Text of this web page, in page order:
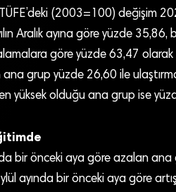
TÜFE’deki (2003=100) değişim
Aralık ayına göre yüzde 35,86,
göre yüzde 63,47
ana grup yüzde 26,60 ile
en yüksek olduğu ana grup ise
bir önceki aya göre azalan
ayında bir önceki aya göre